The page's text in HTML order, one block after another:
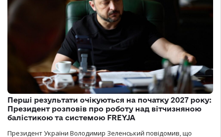
Перші результати очікуються на початку 2027 року:
Президент розповів про роботу над вітчизняною
балістикою та системою FREYJA
Президент України Володимир Зеленський повідомив, що